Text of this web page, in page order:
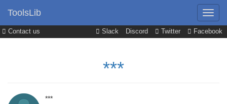
Contact us Slack Discord Twitter Facebook
ToolsLib
***
***